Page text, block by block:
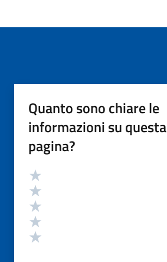
Quanto sono chiare le
informazioni su questa
pagina?
Valutazione